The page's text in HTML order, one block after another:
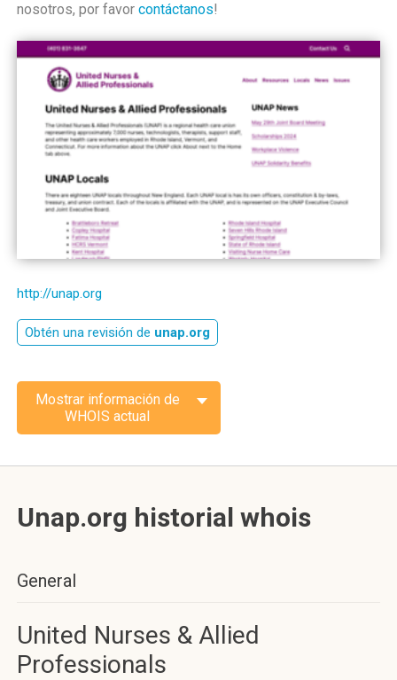
nosotros, por favor contáctanos!
http://unap.org
Obtén una revisión de unap.org
Mostrar información de
WHOIS actual
Unap.org historial whois
General
United Nurses & Allied
Professionals